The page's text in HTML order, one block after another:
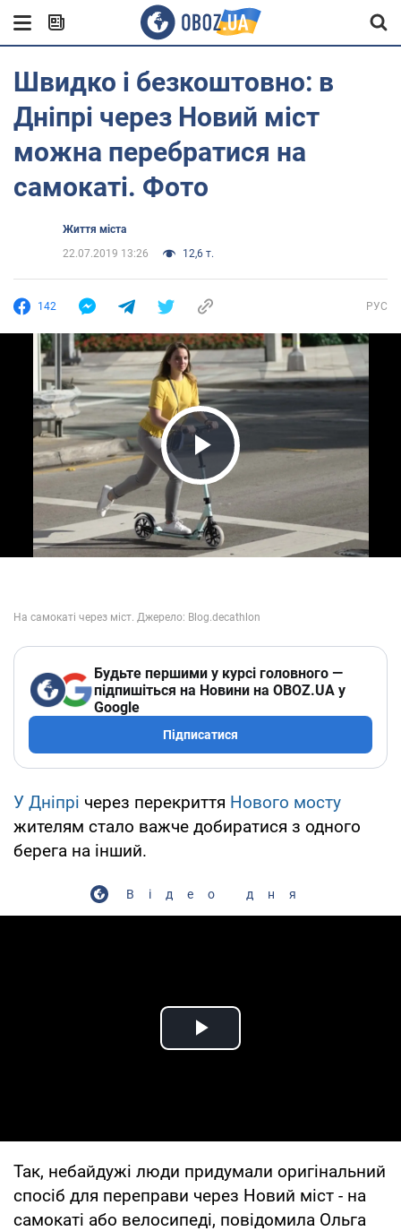
Швидко і безкоштовно: в
Дніпрі через Новий міст
можна перебратися на
самокаті. Фото
Життя міста
22.07.2019 13:26
12,6 т.
142 РУС
Play Video
Будьте першими у курсі головного —
підпишіться на Новини на OBOZ.UA у
Google
Підписатися
У Дніпрі через перекриття Нового мосту
жителям стало важче добиратися з одного
берега на інший.
Відео дня
Play Video
Так, небайдужі люди придумали оригінальний
спосіб для переправи через Новий міст - на
самокаті або велосипеді, повідомила Ольга